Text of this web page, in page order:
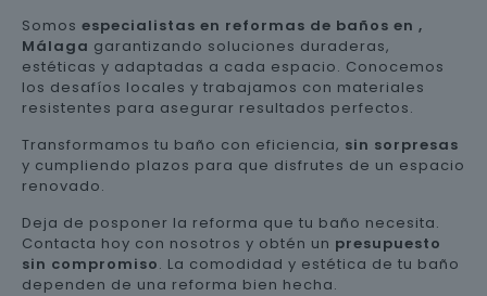
Somos especialistas en reformas de baños en ,
Málaga garantizando soluciones duraderas,
estéticas y adaptadas a cada espacio. Conocemos
los desafíos locales y trabajamos con materiales
resistentes para asegurar resultados perfectos.
Transformamos tu baño con eficiencia, sin sorpresas
y cumpliendo plazos para que disfrutes de un espacio
renovado.
Deja de posponer la reforma que tu baño necesita.
Contacta hoy con nosotros y obtén un presupuesto
sin compromiso. La comodidad y estética de tu baño
dependen de una reforma bien hecha.